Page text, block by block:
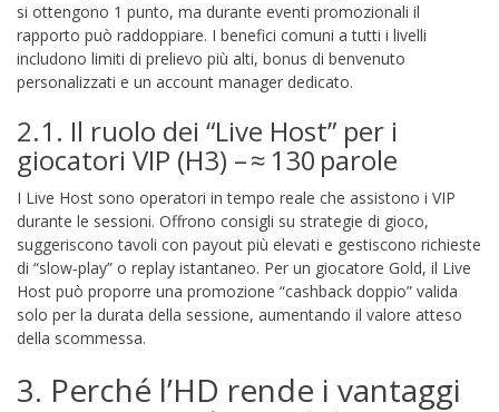
si ottengono 1 punto, ma durante eventi promozionali il
rapporto può raddoppiare. I benefici comuni a tutti i livelli
includono limiti di prelievo più alti, bonus di benvenuto
personalizzati e un account manager dedicato.
2.1. Il ruolo dei “Live Host” per i
giocatori VIP (H3) – ≈ 130 parole
I Live Host sono operatori in tempo reale che assistono i VIP
durante le sessioni. Offrono consigli su strategie di gioco,
suggeriscono tavoli con payout più elevati e gestiscono richieste
di “slow‑play” o replay istantaneo. Per un giocatore Gold, il Live
Host può proporre una promozione “cashback doppio” valida
solo per la durata della sessione, aumentando il valore atteso
della scommessa.
3. Perché l’HD rende i vantaggi